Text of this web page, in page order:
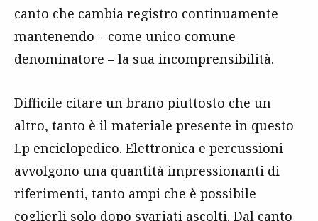
canto che cambia registro continuamente
mantenendo – come unico comune
denominatore – la sua incomprensibilità.
Difficile citare un brano piuttosto che un
altro, tanto è il materiale presente in questo
Lp enciclopedico. Elettronica e percussioni
avvolgono una quantità impressionanti di
riferimenti, tanto ampi che è possibile
coglierli solo dopo svariati ascolti. Dal canto